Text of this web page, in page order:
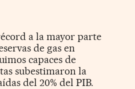
a la mayor parte
de gas en
capaces de
subestimaron la
del 20% del PIB.